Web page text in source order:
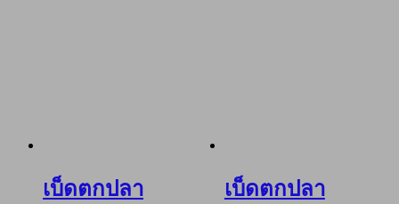
เบ็ดตกปลา
เบ็ดตกปลา